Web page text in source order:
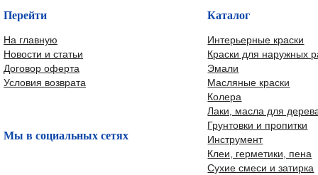
Перейти
На главную
Новости и статьи
Договор оферта
Условия возврата
Мы в социальных сетях
Каталог
Интерьерные краски
Краски для наружных
Эмали
Масляные краски
Колера
Лаки, масла для
Грунтовки и пропитки
Инструмент
Клеи, герметики, пена
Сухие смеси и затирка